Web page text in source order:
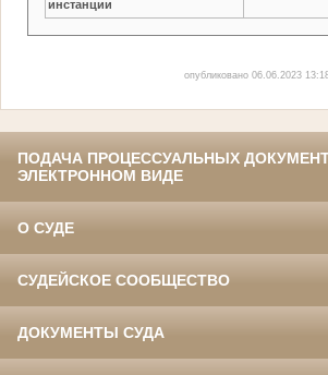
инстанции
опубликовано 06.06.2023
ПОДАЧА ПРОЦЕССУАЛЬНЫХ
ЭЛЕКТРОННОМ ВИДЕ
О СУДЕ
СУДЕЙСКОЕ СООБЩЕСТВО
ДОКУМЕНТЫ СУДА